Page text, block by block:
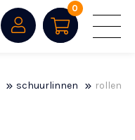
0
schuurlinnen
rollen